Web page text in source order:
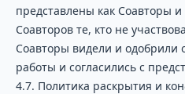
представлены как Соавторы
Соавторов те, кто не
Соавторы видели и одобрили
работы и согласились с
4.7. Политика раскрытия и